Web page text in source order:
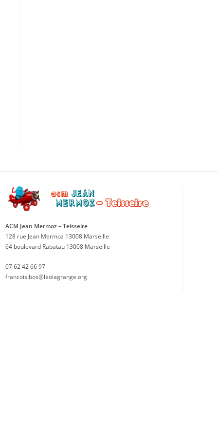
ACM Jean Mermoz – Teisseire
128 rue Jean Mermoz 13008 Marseille
64 boulevard Rabatau 13008 Marseille
07 62 42 66 97
francois.bos@leolagrange.org